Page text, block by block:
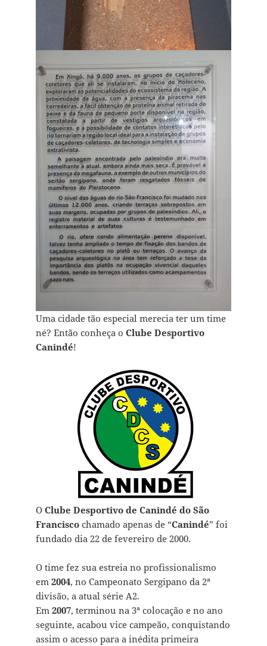
Uma cidade tão especial merecia ter um time
né? Então conheça o Clube Desportivo
Canindé!
O Clube Desportivo de Canindé do São
Franciscochamado apenas de “Canindé” foi
fundado dia 22 de fevereiro de 2000.
O time fez sua estreia no profissionalismo
em 2004, no Campeonato Sergipano da 2ª
divisão, a atual série A2.
Em 2007, terminou na 3ª colocação e no ano
seguinte, acabou vice campeão, conquistando
assim o acesso para a inédita primeira